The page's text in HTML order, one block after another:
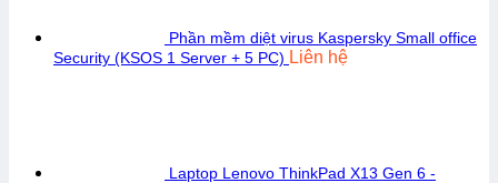
Phần mềm diệt virus Kaspersky Small office
Security (KSOS 1 Server + 5 PC) Liên hệ
Laptop Lenovo ThinkPad X13 Gen 6 -